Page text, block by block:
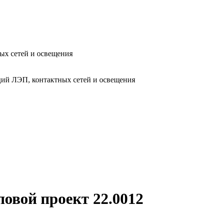
сетей и освещения
ЛЭП, контактных сетей и освещения
проект 22.0012